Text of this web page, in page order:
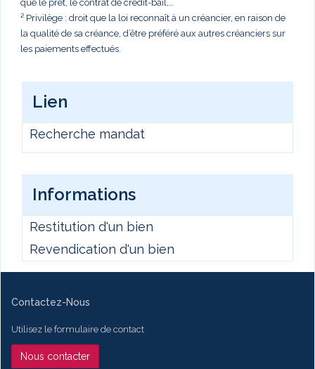
que le prêt, le contrat de crédit-bail,…
² Privilège : droit que la loi reconnaît à un créancier, en raison de
la qualité de sa créance, d’être préféré aux autres créanciers sur
les paiements effectués.
Lien
Recherche mandat
Informations
Restitution d'un bien
Revendication d'un bien
Contactez-Nous
Utilisez le formulaire de contact
Nous contacter